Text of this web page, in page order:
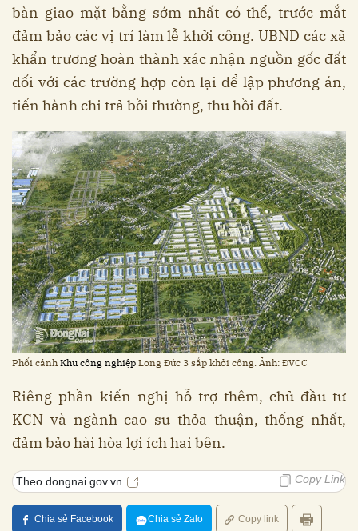
bàn giao mặt bằng sớm nhất có thể, trước mắt
đảm bảo các vị trí làm lễ khởi công. UBND các xã
khẩn trương hoàn thành xác nhận nguồn gốc đất
đối với các trường hợp còn lại để lập phương án,
tiến hành chi trả bồi thường, thu hồi đất.
Phối cảnh Khu công nghiệp Long Đức 3 sắp khởi công. Ảnh: ĐVCC
Riêng phần kiến nghị hỗ trợ thêm, chủ đầu tư
KCN và ngành cao su thỏa thuận, thống nhất,
đảm bảo hài hòa lợi ích hai bên.
Theo dongnai.gov.vn Copy Link
Chia sẻ Facebook Chia sẻ Zalo Copy link